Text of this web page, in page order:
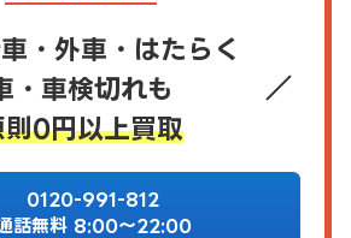
・外車・はたらく
・車検切れも
則0円以上買取
0120-991-812
話無料 8:00～22:00